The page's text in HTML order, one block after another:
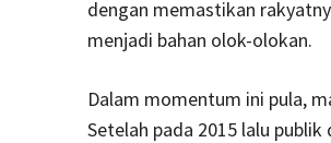
dengan memastikan
menjadi bahan olok-olokan.
Dalam momentum ini pula,
Setelah pada 2015 lalu